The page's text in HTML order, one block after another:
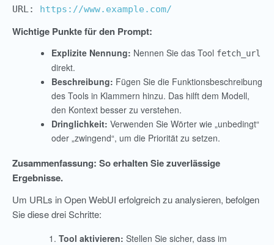
URL: https://www.example.com/
Wichtige Punkte für den Prompt:
Explizite Nennung: Nennen Sie das Tool fetch_url
direkt.
Beschreibung: Fügen Sie die Funktionsbeschreibung
des Tools in Klammern hinzu. Das hilft dem Modell,
den Kontext besser zu verstehen.
Dringlichkeit: Verwenden Sie Wörter wie „unbedingt“
oder „zwingend“, um die Priorität zu setzen.
Zusammenfassung: So erhalten Sie zuverlässige
Ergebnisse.
Um URLs in Open WebUI erfolgreich zu analysieren, befolgen
Sie diese drei Schritte:
Tool aktivieren: Stellen Sie sicher, dass im